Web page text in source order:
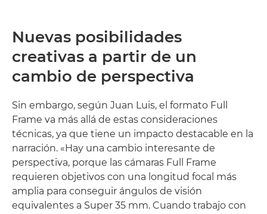
Nuevas posibilidades
creativas a partir de un
cambio de perspectiva
Sin embargo, según Juan Luis, el formato Full
Frame va más allá de estas consideraciones
técnicas, ya que tiene un impacto destacable en la
narración. «Hay una cambio interesante de
perspectiva, porque las cámaras Full Frame
requieren objetivos con una longitud focal más
amplia para conseguir ángulos de visión
equivalentes a Super 35 mm. Cuando trabajo con